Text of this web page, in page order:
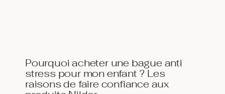
Pourquoi acheter une bague anti
stress pour mon enfant ? Les
raisons de faire confiance aux